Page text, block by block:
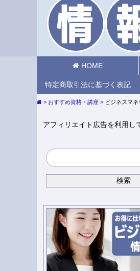
HOME
特定商取引法に基づく表記
おすすめ資格・講座 ビジネスマ
アフィリエイト広告を利用し